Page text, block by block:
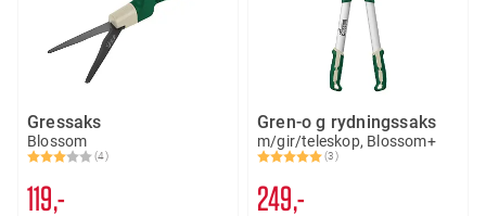
Gressaks
Blossom
Karakter:
(4)
3.0 av 5 mulige
119,-
Gren-o g rydningssaks
m/gir/teleskop, Blossom+
Karakter:
(3)
5.0 av 5 mulige
249,-